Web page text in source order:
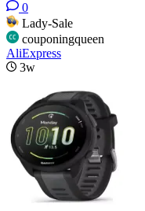
0
Lady-Sale
couponingqueen
AliExpress
3w